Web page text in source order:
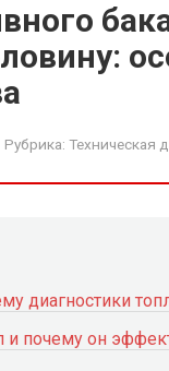
Рубрика: Техническая
диагностики
и почему он